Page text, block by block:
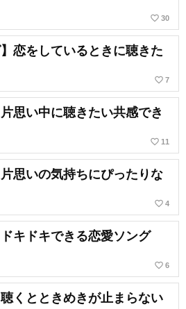
favorite_border 30
恋をしているときに聴きた
favorite_border 7
思い中に聴きたい共感でき
favorite_border 11
思いの気持ちにぴったりな
favorite_border 4
キドキできる恋愛ソング
favorite_border 6
くとときめきが止まらない